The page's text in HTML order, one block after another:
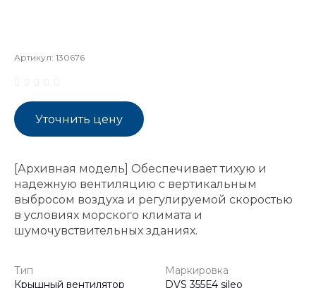
Артикул: 130676
Уточнить цену
[Архивная модель] Обеспечивает тихую и
надежную вентиляцию с вертикальным
выбросом воздуха и регулируемой скоростью
в условиях морского климата и
шумочувствительных зданиях.
Тип
Крышный вентилятор
Маркировка
DVS 355E4 sileo